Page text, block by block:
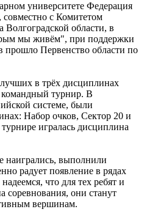
университете Федерация
совместно с Комитетом
Волгоградской области, в
мы живём", при поддержки
прошло Первенство области по
в трёх дисциплинах
командный турнир. В
системе, были
Набор очков, Сектор 20 и
игралась дисциплина
наигрались, выполнили
радует появление в рядах
что для тех ребят и
соревнования, они станут
вершинам.